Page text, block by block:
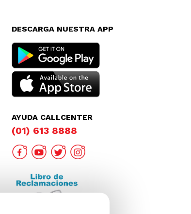
DESCARGA NUESTRA APP
AYUDA CALLCENTER
(01) 613 8888